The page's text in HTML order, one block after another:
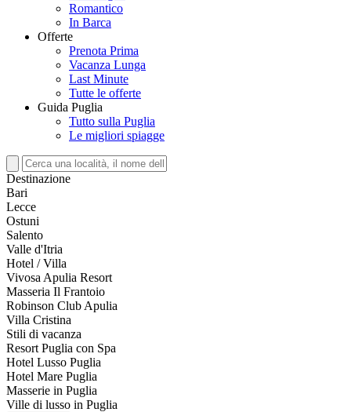
Romantico
In Barca
Offerte
Prenota Prima
Vacanza Lunga
Last Minute
Tutte le offerte
Guida Puglia
Tutto sulla Puglia
Le migliori spiagge
Destinazione
Bari
Lecce
Ostuni
Salento
Valle d'Itria
Hotel / Villa
Vivosa Apulia Resort
Masseria Il Frantoio
Robinson Club Apulia
Villa Cristina
Stili di vacanza
Resort Puglia con Spa
Hotel Lusso Puglia
Hotel Mare Puglia
Masserie in Puglia
Ville di lusso in Puglia